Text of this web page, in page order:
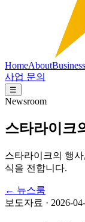
HomeAboutBusiness
사업 문의
☰
Newsroom
스타라이크
스타라이크의 행
식을 전합니다.
← 뉴스룸
보도자료 · 2026-